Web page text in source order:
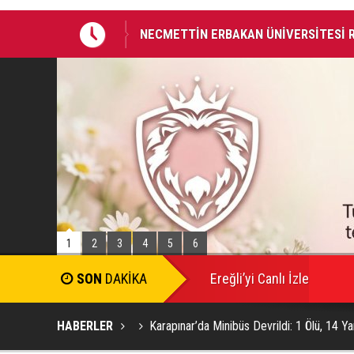
HAYIRLI OLSUN ZİYARETİ
BAŞKAN ALTAY: “BOSNA HERSEK
AKADEMİSİ İNŞA EDİYORUZ”
1 2 3 4 5 6
SON DAKİKA Ereğli’yi Canlı İzle
HABERLER Karapınar’da Minibüs Devrildi: 1 Ölü, 14